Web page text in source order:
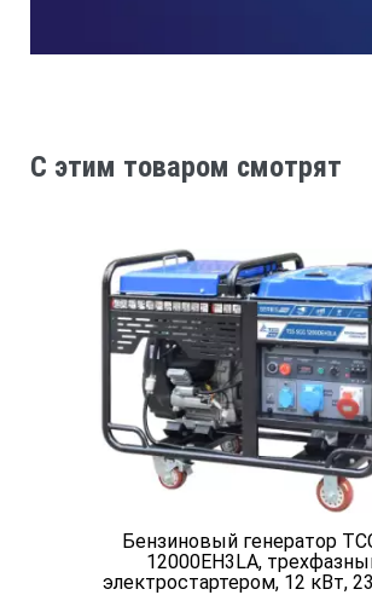
Расход топлива при 75% мощности л/ч
Вид топлива
Уровень шума (dB/7м)
C этим товаром смотрят
Бензиновый генератор
12000EH3LA,
электростартером, 12 кВт,